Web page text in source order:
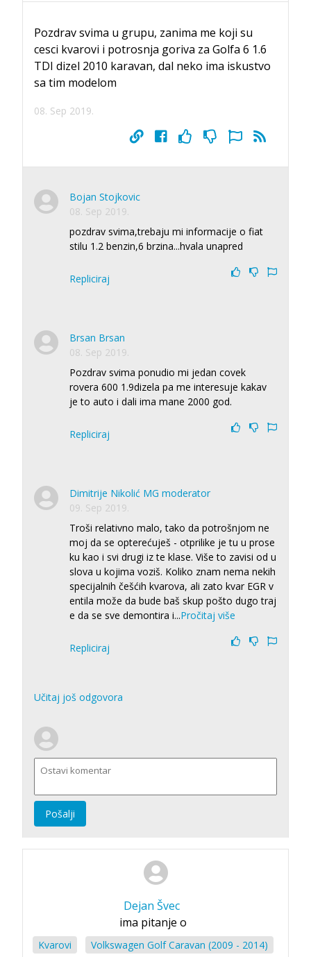
Pozdrav svima u grupu, zanima me koji su
cesci kvarovi i potrosnja goriva za Golfa 6 1.6
TDI dizel 2010 karavan, dal neko ima iskustvo
sa tim modelom
08. Sep 2019.
Bojan Stojkovic
08. Sep 2019.
pozdrav svima,trebaju mi informacije o fiat
stilu 1.2 benzin,6 brzina...hvala unapred
Repliciraj
Brsan Brsan
08. Sep 2019.
Pozdrav svima ponudio mi jedan covek
rovera 600 1.9dizela pa me interesuje kakav
je to auto i dali ima mane 2000 god.
Repliciraj
Dimitrije Nikolić MG moderator
09. Sep 2019.
Troši relativno malo, tako da potrošnjom ne
moj da se opterećuješ - otprilike je tu u prose
ku kao i svi drugi iz te klase. Više to zavisi od u
slova u kojima voziš. Koliko znam nema nekih
specijalnih češćih kvarova, ali zato kvar EGR v
entila može da bude baš skup pošto dugo traj
e da se sve demontira i...Pročitaj više
Repliciraj
Učitaj još odgovora
Pošalji
Dejan Švec
ima pitanje o
Kvarovi Volkswagen Golf Caravan (2009 - 2014)